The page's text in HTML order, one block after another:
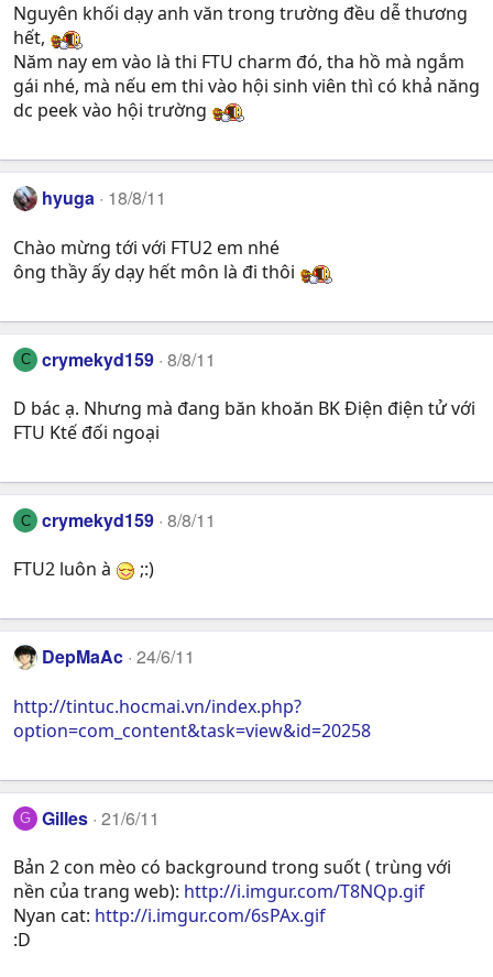
Nguyên khối dạy anh văn trong trường đều dễ thương
hết,
Năm nay em vào là thi FTU charm đó, tha hồ mà ngắm
gái nhé, mà nếu em thi vào hội sinh viên thì có khả năng
dc peek vào hội trường
hyuga 18/8/11
Chào mừng tới với FTU2 em nhé
ông thầy ấy dạy hết môn là đi thôi
C crymekyd159 8/8/11
D bác ạ. Nhưng mà đang băn khoăn BK Điện điện tử với
FTU Ktế đối ngoại
C crymekyd159 8/8/11
FTU2 luôn à ;:)
DepMaAc 24/6/11
http://tintuc.hocmai.vn/index.php?
option=com_content&task=view&id=20258
G Gilles 21/6/11
Bản 2 con mèo có background trong suốt ( trùng với
nền của trang web): http://i.imgur.com/T8NQp.gif
Nyan cat: http://i.imgur.com/6sPAx.gif
:D